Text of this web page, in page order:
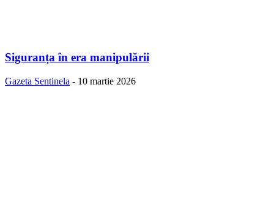
Siguranța în era manipulării
Gazeta Sentinela - 10 martie 2026